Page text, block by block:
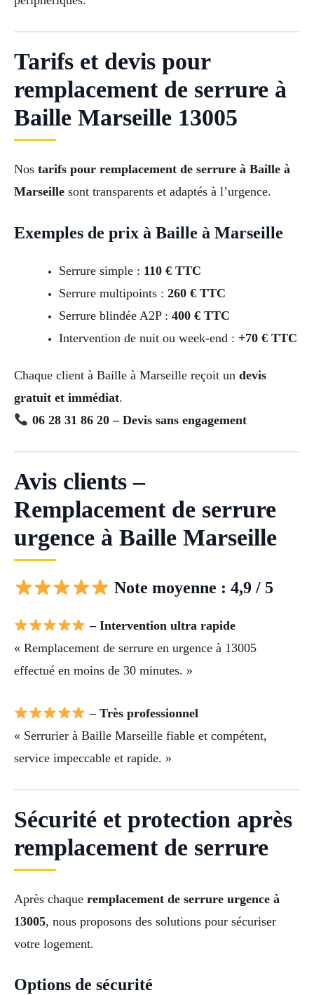
Tarifs et devis pour
remplacement de serrure à
Baille Marseille 13005
Nos tarifs pour remplacement de serrure à Baille à
Marseille sont transparents et adaptés à l’urgence.
Exemples de prix à Baille à Marseille
Serrure simple : 110 € TTC
Serrure multipoints : 260 € TTC
Serrure blindée A2P : 400 € TTC
Intervention de nuit ou week-end : +70 € TTC
Chaque client à Baille à Marseille reçoit un devis
gratuit et immédiat.
06 28 31 86 20 – Devis sans engagement
Avis clients –
Remplacement de serrure
urgence à Baille Marseille
Note moyenne : 4,9 / 5
– Intervention ultra rapide
« Remplacement de serrure en urgence à 13005
effectué en moins de 30 minutes. »
– Très professionnel
« Serrurier à Baille Marseille fiable et compétent,
service impeccable et rapide. »
Sécurité et protection après
remplacement de serrure
Après chaque remplacement de serrure urgence à
13005, nous proposons des solutions pour sécuriser
votre logement.
Options de sécurité